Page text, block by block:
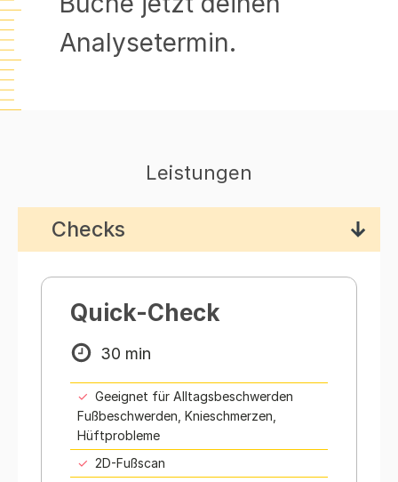
Analysetermin.
Leistungen
Checks
Quick-Check
30 min
Geeignet für Alltagsbeschwerden
Fußbeschwerden, Knieschmerzen,
Hüftprobleme
2D-Fußscan